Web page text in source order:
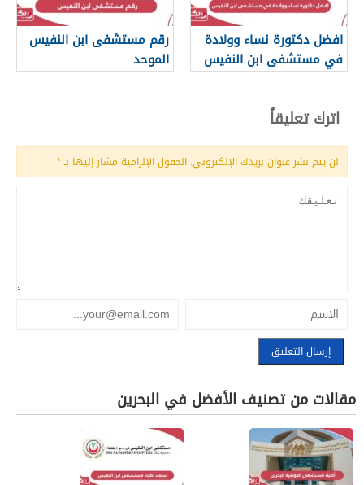
افضل دكتورة نساء وولادة
في مستشفى ابن النفيس
رقم مستشفى ابن النفيس
الموحد
اترك تعليقاً
لن يتم نشر عنوان بريدك الإلكتروني. الحقول الإلزامية مشار إليها بـ*
مقالات من تصنيف الأفضل في البحرين